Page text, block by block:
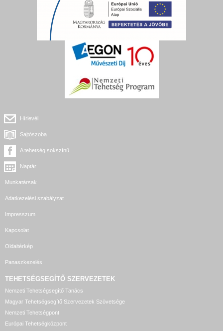
Hírlevél
Sajtószoba
A tehetség sokszínű
Naptár
Munkatársak
Adatkezelési szabályzat
Impresszum
Kapcsolat
Oldaltérkép
Panaszkezelés
TEHETSÉGSEGÍTŐ SZERVEZETEK
Nemzeti Tehetségsegítő Tanács
Magyar Tehetségsegítő Szervezetek Szövetsége
Nemzeti Tehetségpont
Európai Tehetségközpont